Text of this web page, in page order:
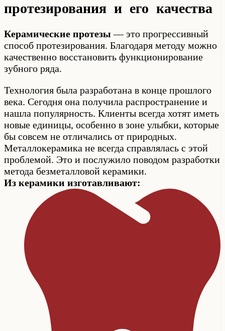
протезирования и его качества
Керамические протезы — это прогрессивный
способ протезирования. Благодаря методу можно
качественно восстановить функционирование
зубного ряда.
Технология была разработана в конце прошлого
века. Сегодня она получила распространение и
нашла популярность. Клиенты всегда хотят иметь
новые единицы, особенно в зоне улыбки, которые
бы совсем не отличались от природных.
Металлокерамика не всегда справлялась с этой
проблемой. Это и послужило поводом разработки
метода безметалловой керамики.
Из керамики изготавливают: